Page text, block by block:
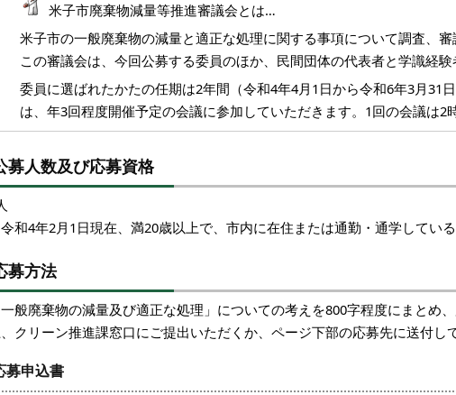
米子市廃棄物減量等推進審議会とは…
米子市の一般廃棄物の減量と適正な処理に関する事項について調査、審
この審議会は、今回公募する委員のほか、民間団体の代表者と学識経験
委員に選ばれたかたの任期は2年間（令和4年4月1日から令和6年3月31
は、年3回程度開催予定の会議に参加していただきます。1回の会議は2
募人数及び応募資格
和4年2月1日現在、満20歳以上で、市内に在住または通勤・通学してい
募方法
般廃棄物の減量及び適正な処理」についての考えを800字程度にまとめ
クリーン推進課窓口にご提出いただくか、ページ下部の応募先に送付し
募申込書